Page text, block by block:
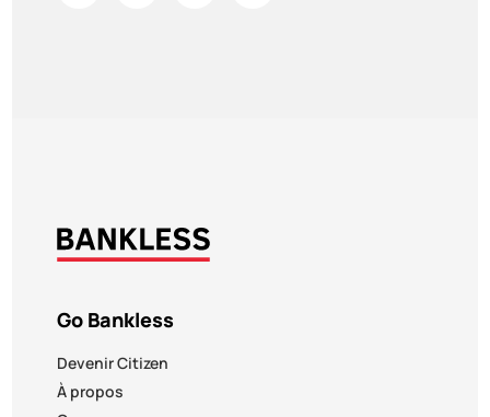
Go Bankless
Devenir Citizen
À propos